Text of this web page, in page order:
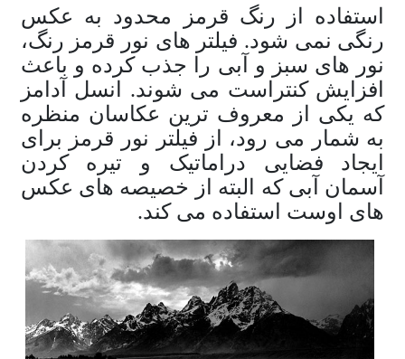
استفاده از رنگ قرمز محدود به عکس
رنگی نمی شود. فیلتر های نور قرمز رنگ،
نور های سبز و آبی را جذب کرده و باعث
افزایش کنتراست می شوند. انسل آدامز
که یکی از معروف ترین عکاسان منظره
به شمار می رود، از فیلتر نور قرمز برای
ایجاد فضایی دراماتیک و تیره کردن
آسمان آبی که البته از خصیصه های عکس
های اوست استفاده می کند.